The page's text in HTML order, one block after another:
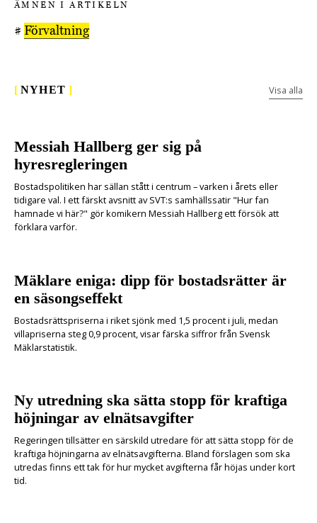
ÄMNEN I ARTIKELN
# Förvaltning
[ NYHET ] Visa alla
Messiah Hallberg ger sig på
hyresregleringen
Bostadspolitiken har sällan stått i centrum – varken i årets eller
tidigare val. I ett färskt avsnitt av SVT:s samhällssatir "Hur fan
hamnade vi här?" gör komikern Messiah Hallberg ett försök att
förklara varför.
Mäklare eniga: dipp för bostadsrätter är
en säsongseffekt
Bostadsrättspriserna i riket sjönk med 1,5 procent i juli, medan
villapriserna steg 0,9 procent, visar färska siffror från Svensk
Mäklarstatistik.
Ny utredning ska sätta stopp för kraftiga
höjningar av elnätsavgifter
Regeringen tillsätter en särskild utredare för att sätta stopp för de
kraftiga höjningarna av elnätsavgifterna. Bland förslagen som ska
utredas finns ett tak för hur mycket avgifterna får höjas under kort
tid.